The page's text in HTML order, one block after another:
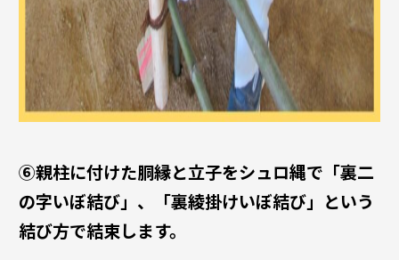
⑥親柱に付けた胴縁と立子をシュロ縄で 「裏二
の字いぼ結び」 、 「裏綾掛けいぼ結び」 という
結び方で結束します。